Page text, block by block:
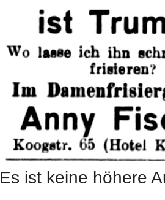
Es ist keine höhere